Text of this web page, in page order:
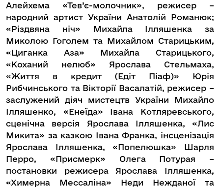
Алейхема «Тев’є-молочник», режисер –
народний артист України Анатолій Романюк;
«Різдвяна ніч» Михайла Ілляшенка за
Миколою Гоголем та Михайлом Старицьким,
«Циганка Аза» Михайла Старицького,
«Коханий нелюб» Ярослава Стельмаха,
«Життя в кредит (Едіт Піаф)» Юрія
Рибчинського та Вікторії Васалатій, режисер –
заслужений діяч мистецтв України Михайло
Ілляшенко, «Енеїда» Івана Котляревського,
сценічна версія Ярослава Ілляшенка, «Лис
Микита» за казкою Івана Франка, інсценізація
Ярослава Ілляшенка, «Попелюшка» Шарля
Перро, «Присмерк» Олега Потурая –
постановки режисера Ярослава Ілляшенка,
«Химерна Мессаліна» Неди Нежданої та